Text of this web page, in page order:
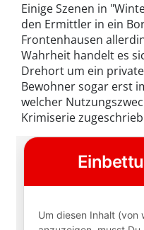
Einige Szenen in
den Ermittler in ein
Frontenhausen
Wahrheit handelt es
Drehort um ein
Bewohner sogar erst
welcher
Krimiserie